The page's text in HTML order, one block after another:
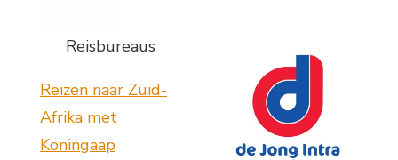
Reisbureaus
Reizen naar Zuid-
Afrika met
Koningaap